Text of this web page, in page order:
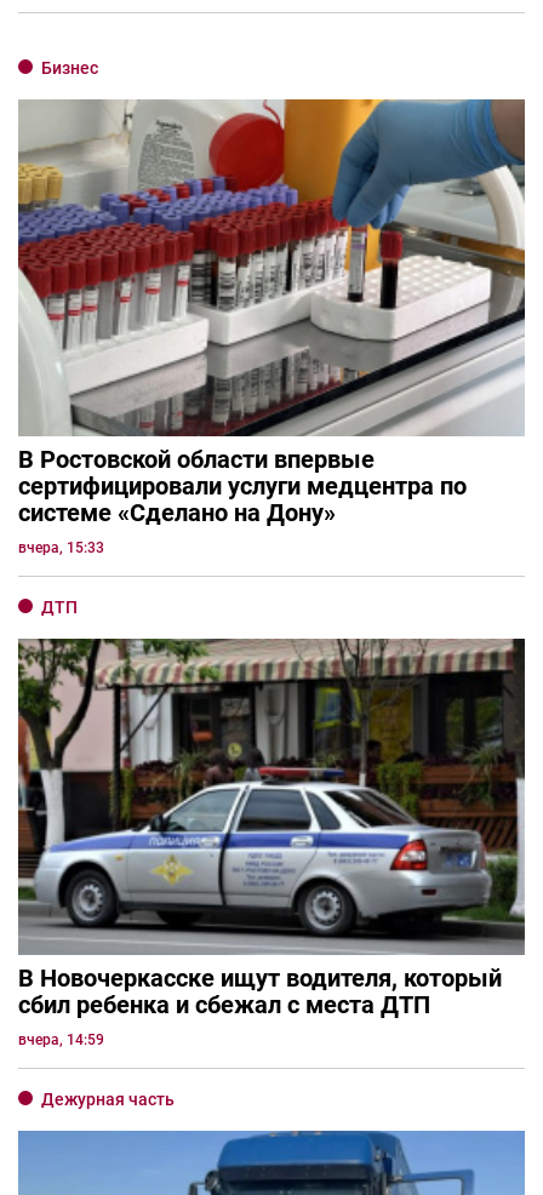
Бизнес
В Ростовской области впервые
сертифицировали услуги медцентра по
системе «Сделано на Дону»
вчера, 15:33
ДТП
В Новочеркасске ищут водителя, который
сбил ребенка и сбежал с места ДТП
вчера, 14:59
Дежурная часть